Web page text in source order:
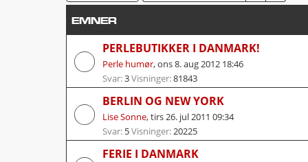
EMNER
PERLEBUTIKKER I DANMARK!
Perle humør,ons 8. aug 2012 18:46
Svar:3Visninger:81843
BERLIN OG NEW YORK
Lise Sonne,tirs 26. jul 2011 09:34
Svar: 5Visninger:20225
FERIE I DANMARK